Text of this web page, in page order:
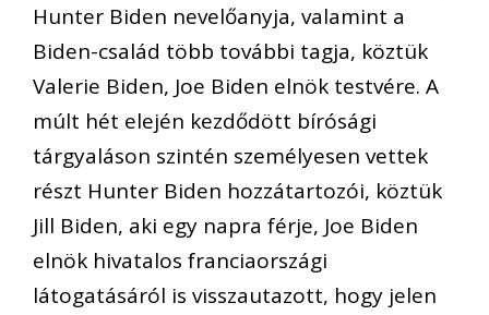
Hunter Biden nevelőanyja, valamint a
Biden-család több további tagja, köztük
Valerie Biden, Joe Biden elnök testvére. A
múlt hét elején kezdődött bírósági
tárgyaláson szintén személyesen vettek
részt Hunter Biden hozzátartozói, köztük
Jill Biden, aki egy napra férje, Joe Biden
elnök hivatalos franciaországi
látogatásáról is visszautazott, hogy jelen